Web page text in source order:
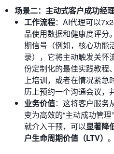
场景二：主动式客户成功经
工作流程：AI代理可以
品使用数据和健康度评分
期信号（例如，核心功能
录），它将主动触发关怀
份定制化的最佳实践教程
上培训，或者在情况紧急
历上预约一个沟通会议，
业务价值：这将客户服务
变为高效的“主动成功管
就介入干预，可以显著降
户生命周期价值（LTV） 。